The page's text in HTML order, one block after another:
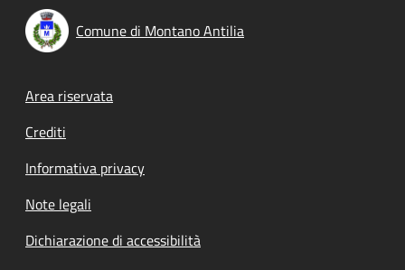
Comune di Montano Antilia
Footer menu
Area riservata
Crediti
Informativa privacy
Note legali
Dichiarazione di accessibilità